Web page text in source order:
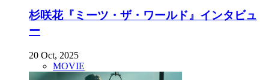
杉咲花『ミーツ・ザ・ワールド』インタビュ
ー
20 Oct, 2025
MOVIE